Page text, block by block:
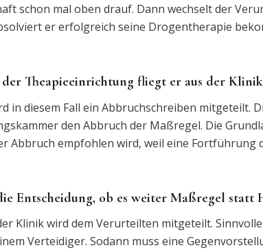
schon mal oben drauf. Dann wechselt der
er erfolgreich seine Drogentherapie
Theapieeinrichtung fliegt er aus der
in diesem Fall ein Abbruchschreiben mitgeteilt.
den Abbruch der Maßregel. Die
Abbruch empfohlen wird, weil eine
Entscheidung, ob es weiter Maßregel statt
Klinik wird dem Verurteilten mitgeteilt.
Verteidiger. Sodann muss eine